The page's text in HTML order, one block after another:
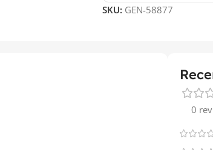
SKU: GEN-58877
0